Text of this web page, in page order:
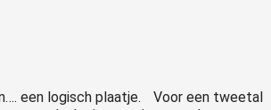
een logisch plaatje. Voor een tweetal